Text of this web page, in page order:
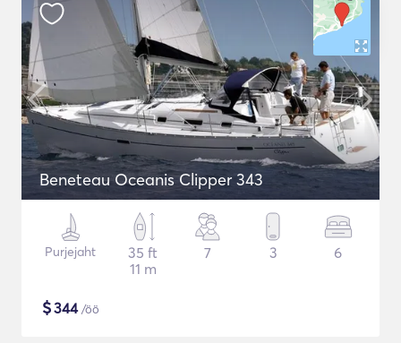
Beneteau Oceanis Clipper 343
Purjejaht
35 ft
11 m
7 3 6
$344/öö